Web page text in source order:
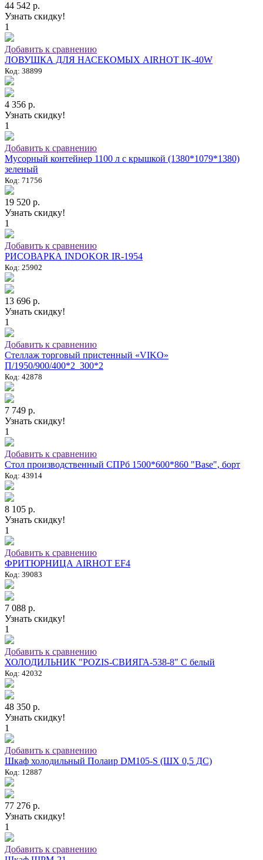
44 542 р.
Узнать скидку!
1
Добавить к сравнению
ЛОВУШКА ДЛЯ НАСЕКОМЫХ AIRHOT IK-40W
Код: 38899
4 356 р.
Узнать скидку!
1
Добавить к сравнению
Мусорный контейнер 1100 л с крышкой (1380*1079*1380)
зеленый
Код: 71756
19 520 р.
Узнать скидку!
1
Добавить к сравнению
РИСОВАРКА INDOKOR IR-1954
Код: 25902
13 696 р.
Узнать скидку!
1
Добавить к сравнению
Стеллаж торговый пристенный «VIKO»
П/1950/900/400*2_300*2
Код: 42878
7 749 р.
Узнать скидку!
1
Добавить к сравнению
Стол производственный СПРб 1500*600*860 "Base", борт
Код: 43914
8 105 р.
Узнать скидку!
1
Добавить к сравнению
ФРИТЮРНИЦА AIRHOT EF4
Код: 39083
7 088 р.
Узнать скидку!
1
Добавить к сравнению
ХОЛОДИЛЬНИК "POZIS-СВИЯГА-538-8" C белый
Код: 42032
48 350 р.
Узнать скидку!
1
Добавить к сравнению
Шкаф холодильный Полаир DM105-S (ШХ 0,5 ДС)
Код: 12887
77 276 р.
Узнать скидку!
1
Добавить к сравнению